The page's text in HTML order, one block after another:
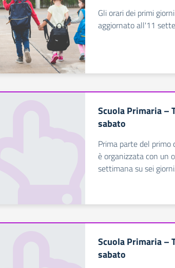
Gli orari dei primi
aggiornato all'11
Scuola Primaria –
sabato
Prima parte del primo
è organizzata con un
settimana su sei
Scuola Primaria –
sabato